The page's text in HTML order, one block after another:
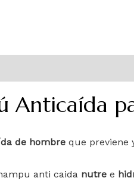
Anticaída
de hombre que previene
anti caida nutre e